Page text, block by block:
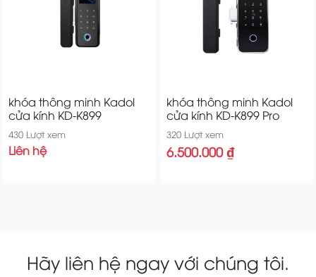
khóa thông minh Kadol
cửa kính KD-K899
430 Lượt xem
Liên hệ
khóa thông minh Kadol
cửa kính KD-K899 Pro
320 Lượt xem
6.500.000 ₫
Hãy liên hệ ngay với chúng tôi.